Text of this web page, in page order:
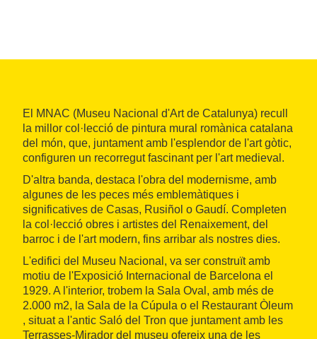
El MNAC (Museu Nacional d'Art de Catalunya) recull
la millor col·lecció de pintura mural romànica catalana
del món, que, juntament amb l'esplendor de l'art gòtic,
configuren un recorregut fascinant per l'art medieval.
D'altra banda, destaca l'obra del modernisme, amb
algunes de les peces més emblemàtiques i
significatives de Casas, Rusiñol o Gaudí. Completen
la col·lecció obres i artistes del Renaixement, del
barroc i de l'art modern, fins arribar als nostres dies.
L'edifici del Museu Nacional, va ser construït amb
motiu de l'Exposició Internacional de Barcelona el
1929. A l'interior, trobem la Sala Oval, amb més de
2.000 m2, la Sala de la Cúpula o el Restaurant Òleum
, situat a l'antic Saló del Tron que juntament amb les
Terrasses-Mirador del museu ofereix una de les